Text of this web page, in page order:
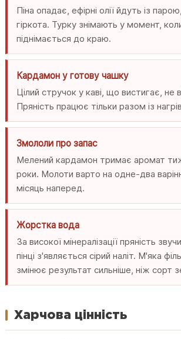
Піна опадає, ефірні олії йдуть із
гіркота. Турку знімають у момент,
піднімається до краю.
Кардамон у готову чашку
Цілий стручок у каві, що вистигає, не
Пряність працює тільки разом із
Змололи про запас
Мелений кардамон тримає аромат
роки. Молоти варто на одне-два
місяць наперед.
Жорстка вода
За високої мінералізації пряність
пінці з'являється сірий наліт. М'яка
змінює результат сильніше, ніж сорт
Харчова цінність